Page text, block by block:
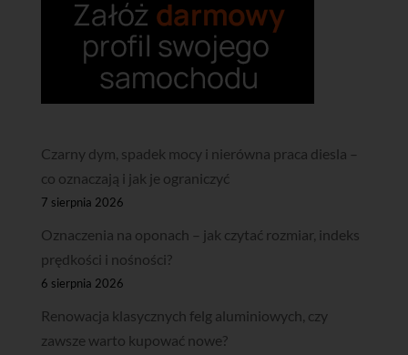
Czarny dym, spadek mocy i nierówna praca diesla –
co oznaczają i jak je ograniczyć
7 sierpnia 2026
Oznaczenia na oponach – jak czytać rozmiar, indeks
prędkości i nośności?
6 sierpnia 2026
Renowacja klasycznych felg aluminiowych, czy
zawsze warto kupować nowe?